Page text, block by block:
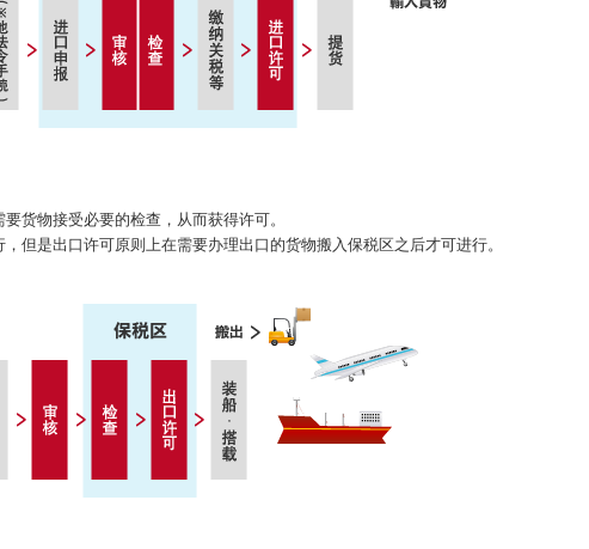
货物接受必要的检查，从而获得许可。
但是出口许可原则上在需要办理出口的货物搬入保税区之后才可进行。